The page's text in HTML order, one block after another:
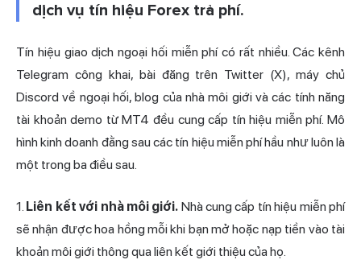
dịch vụ tín hiệu Forex trả phí.
Tín hiệu giao dịch ngoại hối miễn phí có rất nhiều. Các kênh
Telegram công khai, bài đăng trên Twitter (X), máy chủ
Discord về ngoại hối, blog của nhà môi giới và các tính năng
tài khoản demo từ MT4 đều cung cấp tín hiệu miễn phí. Mô
hình kinh doanh đằng sau các tín hiệu miễn phí hầu như luôn là
một trong ba điều sau.
1. Liên kết với nhà môi giới. Nhà cung cấp tín hiệu miễn phí
sẽ nhận được hoa hồng mỗi khi bạn mở hoặc nạp tiền vào tài
khoản môi giới thông qua liên kết giới thiệu của họ.